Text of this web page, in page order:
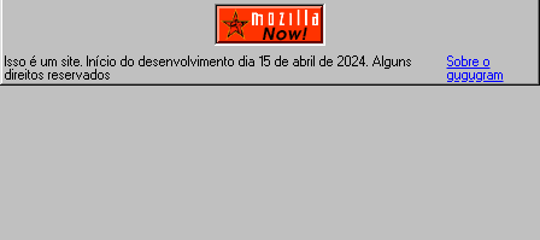
Isso é um site. Início do desenvolvimento dia 15 de abril de 2024. Alguns
direitos reservados
Sobre o
gugugram